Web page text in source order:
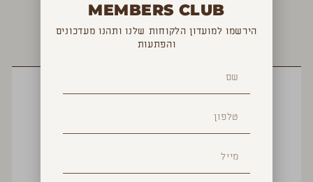
YOU MAY ALSO LIKE
MEMBERS CLUB
הירשמו למועדון הלקוחות שלנו ותהנו מעדכונים
והפתעות